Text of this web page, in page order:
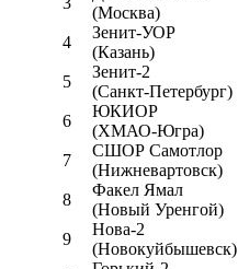
(Москва)
4
Зенит-УОР
(Казань)
5
Зенит-2
(Санкт-Петербург)
6
ЮКИОР
(ХМАО-Югра)
7
СШОР Самотлор
(Нижневартовск)
8
Факел Ямал
(Новый Уренгой)
9
Нова-2
(Новокуйбышевск)